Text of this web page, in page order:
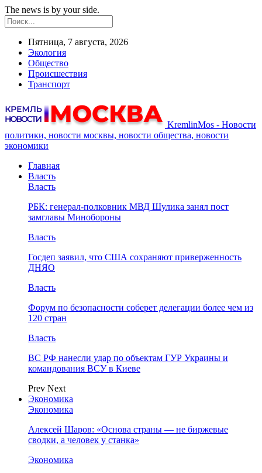
The news is by your side.
Пятница, 7 августа, 2026
Экология
Общество
Происшествия
Транспорт
KremlinMos - Новости
политики, новости москвы, новости общества, новости
экономики
Главная
Власть
Власть
РБК: генерал-полковник МВД Шулика занял пост
замглавы Минобороны
Власть
Госдеп заявил, что США сохраняют приверженность
ДНЯО
Власть
Форум по безопасности соберет делегации более чем из
120 стран
Власть
ВС РФ нанесли удар по объектам ГУР Украины и
командования ВСУ в Киеве
Prev Next
Экономика
Экономика
Алексей Шаров: «Основа страны — не биржевые
сводки, а человек у станка»
Экономика